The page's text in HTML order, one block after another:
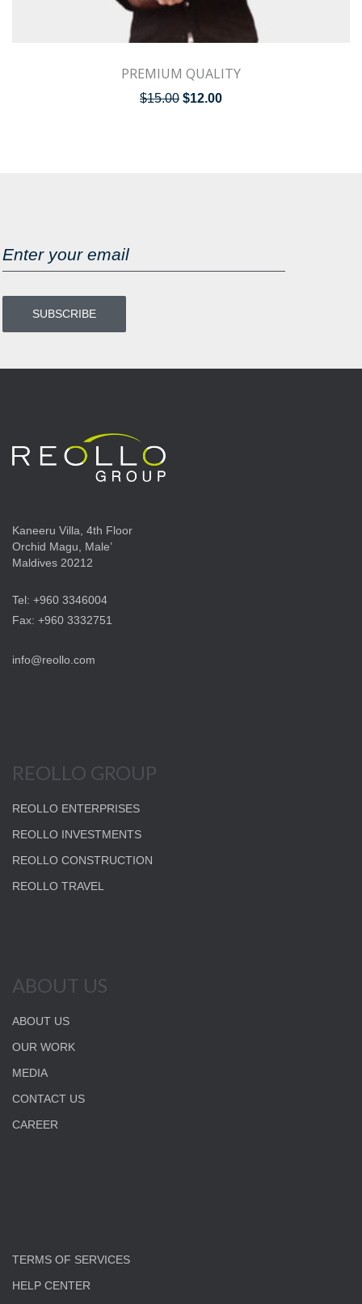
PREMIUM QUALITY
$15.00 $12.00
Kaneeru Villa, 4th Floor
Orchid Magu, Male’
Maldives 20212
Tel: +960 3346004
Fax: +960 3332751
info@reollo.com
REOLLO GROUP
REOLLO ENTERPRISES
REOLLO INVESTMENTS
REOLLO CONSTRUCTION
REOLLO TRAVEL
ABOUT US
ABOUT US
OUR WORK
MEDIA
CONTACT US
CAREER
TERMS OF SERVICES
HELP CENTER